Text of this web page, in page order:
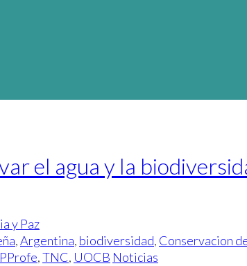
el agua y la
y Paz
,Argentina, biodiversidad, Conservacion
,TNC, UOCB Noticias